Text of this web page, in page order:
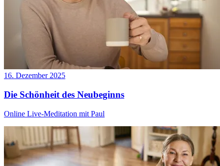
16. Dezember 2025
Die Schönheit des Neubeginns
Online Live-Meditation mit Paul